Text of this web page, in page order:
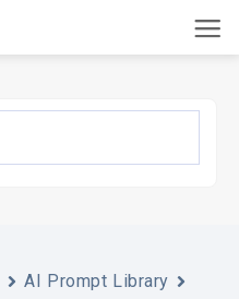
AI Prompt Library